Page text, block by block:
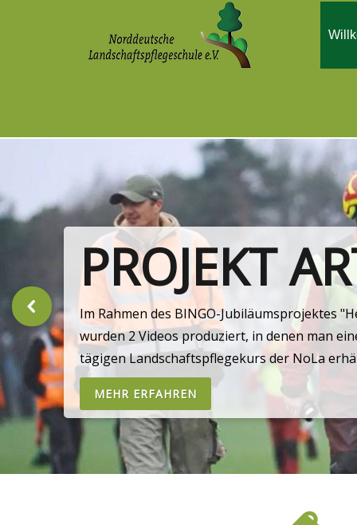
PROJEKT
Im Rahmen des BINGO-Jubiläumsprojektes
wurden 2 Videos produziert, in denen man
tägigen Landschaftspflegekurs der NoLa
MEHR ERFAHREN